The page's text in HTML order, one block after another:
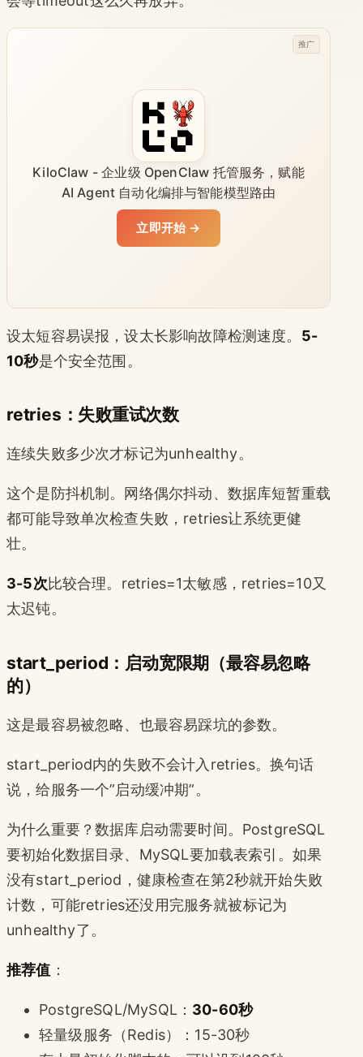
KiloClaw - 企业级 OpenClaw 托管服务，赋能
AI Agent 自动化编排与智能模型路由
立即开始 →
推广
设太短容易误报，设太长影响故障检测速度。 5-
10秒是个安全范围。
retries：失败重试次数
连续失败多少次才标记为unhealthy。
这个是防抖机制。网络偶尔抖动、数据库短暂重载
都可能导致单次检查失败，retries让系统更健
壮。
3-5次比较合理。retries=1太敏感，retries=10又
太迟钝。
start_period：启动宽限期（最容易忽略
的）
这是最容易被忽略、也最容易踩坑的参数。
start_period内的失败不会计入retries。换句话
说，给服务一个”启动缓冲期”。
为什么重要？数据库启动需要时间。PostgreSQL
要初始化数据目录、MySQL要加载表索引。如果
没有start_period，健康检查在第2秒就开始失败
计数，可能retries还没用完服务就被标记为
unhealthy了。
推荐值 ：
PostgreSQL/MySQL： 30-60秒
轻量级服务（Redis）：15-30秒